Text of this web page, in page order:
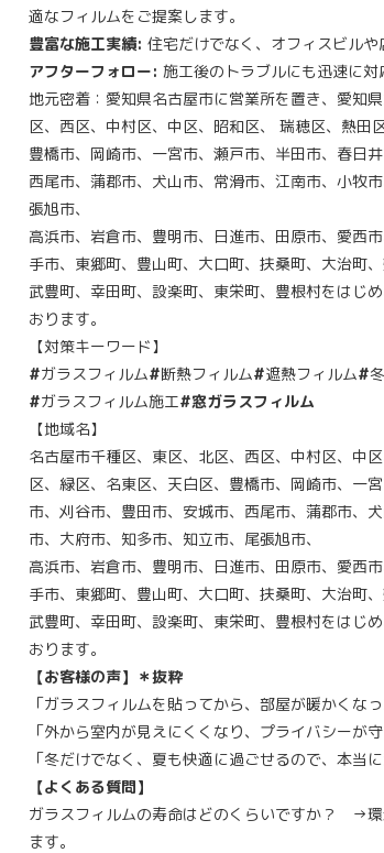
適なフィルムをご提案します。
豊富な施工実績: 住宅だけでなく、オフィスビルや
アフターフォロー: 施工後のトラブルにも迅速に対
地元密着：愛知県名古屋市に営業所を置き、愛知
区、西区、中村区、中区、昭和区、 瑞穂区、熱田
豊橋市、岡崎市、一宮市、瀬戸市、半田市、春日
西尾市、蒲郡市、犬山市、常滑市、江南市、小牧
張旭市、
高浜市、岩倉市、豊明市、日進市、田原市、愛西
手市、東郷町、豊山町、大口町、扶桑町、大治町
武豊町、幸田町、設楽町、東栄町、豊根村をはじ
おります。
【対策キーワード】
#ガラスフィルム#断熱フィルム#遮熱フィルム#
#ガラスフィルム施工#窓ガラスフィルム
【地域名】
名古屋市千種区、東区、北区、西区、中村区、中
区、緑区、名東区、天白区、豊橋市、岡崎市、一
市、刈谷市、豊田市、安城市、西尾市、蒲郡市、
市、大府市、知多市、知立市、尾張旭市、
高浜市、岩倉市、豊明市、日進市、田原市、愛西
手市、東郷町、豊山町、大口町、扶桑町、大治町
武豊町、幸田町、設楽町、東栄町、豊根村をはじ
おります。
【お客様の声】＊抜粋
「ガラスフィルムを貼ってから、部屋が暖かくな
「外から室内が見えにくくなり、プライバシーが
「冬だけでなく、夏も快適に過ごせるので、本当
【よくある質問】
ガラスフィルムの寿命はどのくらいですか？ →
ます。